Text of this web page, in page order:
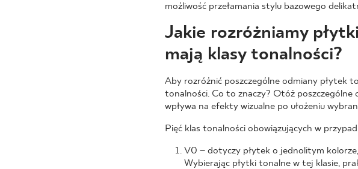
możliwość przełamania stylu bazowego
Jakie rozróżniamy
mają klasy tonalności?
Aby rozróżnić poszczególne odmiany płytek
tonalności. Co to znaczy? Otóż
wpływa na efekty wizualne po ułożeniu
Pięć klas tonalności obowiązujących w
V0 – dotyczy płytek o jednolitym
Wybierając płytki tonalne w tej klasie,